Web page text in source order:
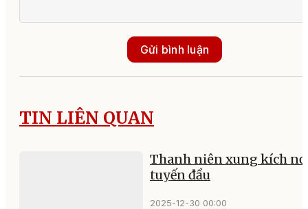
Gửi bình luận
TIN LIÊN QUAN
Thanh niên xung kích
tuyến đầu
2025-12-30 00:00